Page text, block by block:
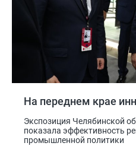
На переднем крае
Экспозиция Челябинской
показала эффективность
промышленной политики